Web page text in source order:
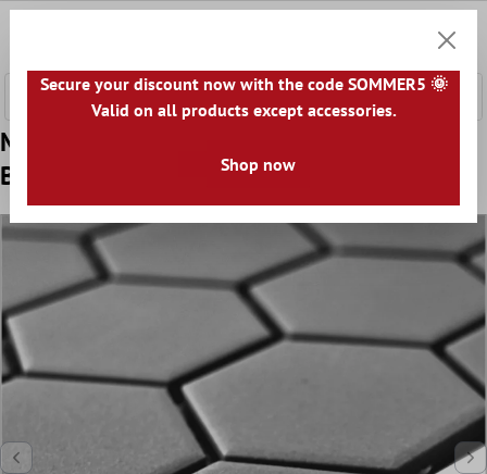
Model din Ceramică Plăci De Mozaic
Begomil Neglazuit Gri Inchis
Secure your discount now with the code SOMMER5 🌞
Valid on all products except accessories.
Shop now